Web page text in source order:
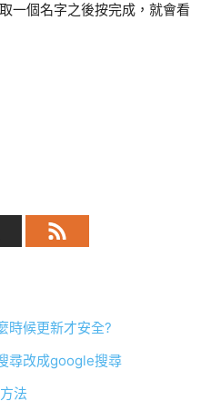
一個名字之後按完成，就會看
時候更新才安全?
尋改成google搜尋
法